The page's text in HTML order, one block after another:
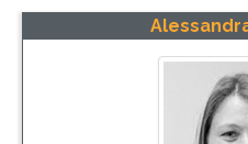
anos como Diretor de
Total. É coautor do livro Ética